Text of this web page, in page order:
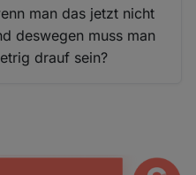
man das jetzt nicht
deswegen muss man
drauf sein?